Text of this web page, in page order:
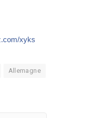
xyks
Allemagne